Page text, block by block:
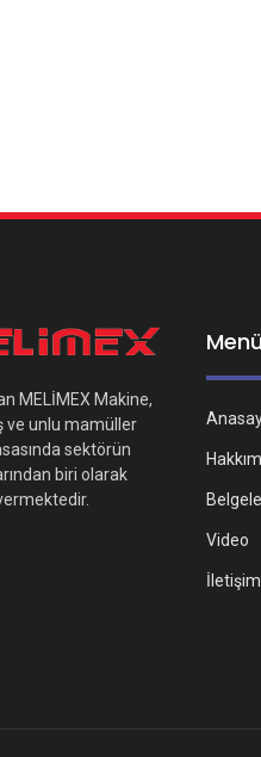
MELİMEX Makine,
ve unlu mamüller
sektörün
biri olarak
Video
İletişim